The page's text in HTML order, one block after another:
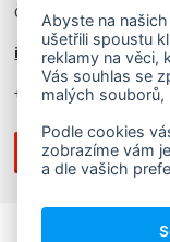
Česká Republika
info@czechwealth.cz
+420 226 804 571 (9–12
Abyste na
ušetřili spoustu
reklamy na věci,
Vás souhlas se
malých souborů,
Podle cookies
zobrazíme vám
a dle vašich